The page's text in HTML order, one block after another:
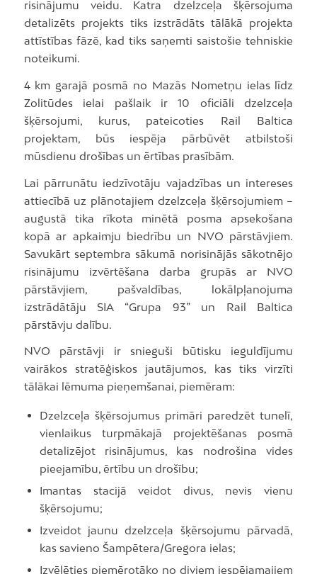
risinājumu veidu. Katra dzelzceļa šķērsojuma
detalizēts projekts tiks izstrādāts tālākā projekta
attīstības fāzē, kad tiks saņemti saistošie tehniskie
noteikumi.​
4 km garajā posmā no Mazās Nometņu ielas līdz
Zolitūdes ielai pašlaik ir 10 oficiāli dzelzceļa
šķērsojumi, kurus, pateicoties Rail Baltica
projektam, būs iespēja pārbūvēt atbilstoši
mūsdienu drošības un ērtības prasībām.
Lai pārrunātu iedzīvotāju vajadzības un intereses
attiecībā uz plānotajiem dzelzceļa šķērsojumiem –
augustā tika rīkota minētā posma apsekošana
kopā ar apkaimju biedrību un NVO pārstāvjiem.
Savukārt septembra sākumā norisinājās sākotnējo
risinājumu izvērtēšana darba grupās ar NVO
pārstāvjiem, pašvaldības, lokālpļanojuma
izstrādātāju SIA “Grupa 93” un Rail Baltica
pārstāvju dalību.​
NVO pārstāvji ir snieguši būtisku ieguldījumu
vairākos stratēģiskos jautājumos, kas tiks virzīti
tālākai lēmuma pieņemšanai, piemēram:
Dzelzceļa šķērsojumus primāri paredzēt tunelī,
vienlaikus turpmākajā projektēšanas posmā
detalizējot risinājumus, kas nodrošina vides
pieejamību, ērtību un drošību;
Imantas stacijā veidot divus, nevis vienu
šķērsojumu; ​
Izveidot jaunu dzelzceļa šķērsojumu pārvadā,
kas savieno Šampētera/Gregora ielas;​
Izvēlēties piemērotāko no diviem iespējamajiem